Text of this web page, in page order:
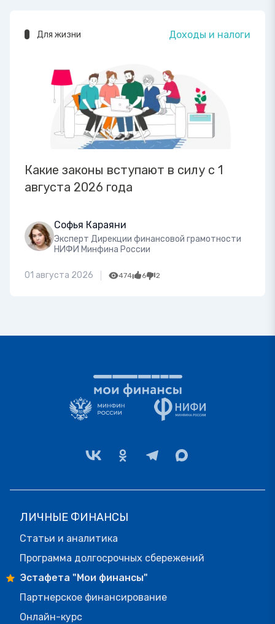
Для жизни Доходы и налоги
Какие законы вступают в силу с 1
августа 2026 года
Софья Караяни
Эксперт Дирекции финансовой грамотности
НИФИ Минфина России
01 августа 2026 474 6 2
ЛИЧНЫЕ ФИНАНСЫ
Статьи и аналитика
Программа долгосрочных сбережений
Эстафета "Мои финансы"
Партнерское финансирование
Онлайн-курс